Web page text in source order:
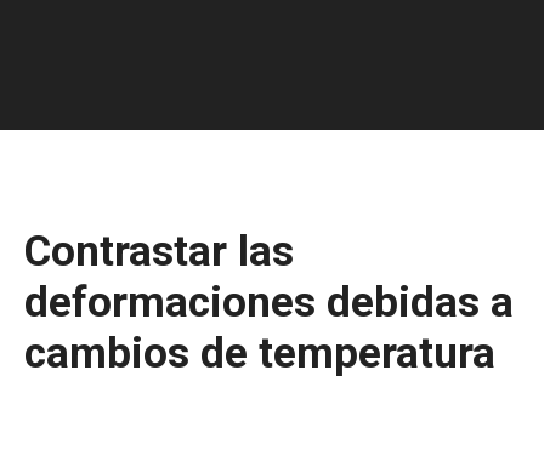
Contrastar las
deformaciones debidas a
cambios de temperatura